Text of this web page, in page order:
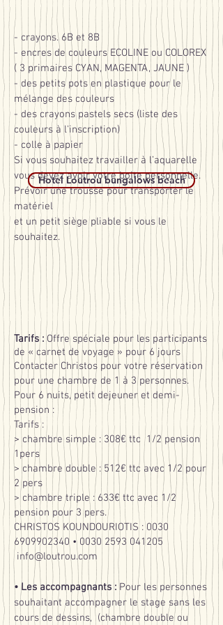
- crayons. 6B et 8B
- encres de couleurs ECOLINE ou COLOREX
( 3 primaires CYAN, MAGENTA, JAUNE )
- des petits pots en plastique pour le
mélange des couleurs
- des crayons pastels secs (liste des
couleurs à l'inscription)
- colle à papier
Si vous souhaitez travailler à l’aquarelle
vous devez avoir votre boite personnelle.
Prévoir une trousse pour transporter le
matériel
et un petit siège pliable si vous le
souhaitez.
Tarifs : Offre spéciale pour les participants
de « carnet de voyage » pour 6 jours
Contacter Christos pour votre réservation
pour une chambre de 1 à 3 personnes.
Pour 6 nuits, petit dejeuner et demi-
pension :
Tarifs :
> chambre simple : 308€ ttc 1/2 pension
1pers
> chambre double : 512€ ttc avec 1/2 pour
2 pers
> chambre triple : 633€ ttc avec 1/2
pension pour 3 pers.
CHRISTOS KOUNDOURIOTIS :0030
6909902340 • 0030 2593 041205
info@loutrou.com
• Les accompagnants :Pour les personnes
souhaitant accompagner le stage sans les
cours de dessins, (chambre double ou
Hotel Loutrou bungalows beach